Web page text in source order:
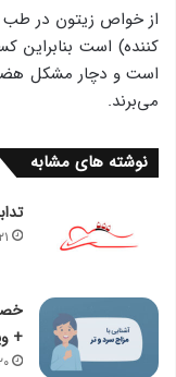
از خواص زیتون در
كننده) است
است و دچار مشكل
می‌برند.
نوشته های مشابه
+